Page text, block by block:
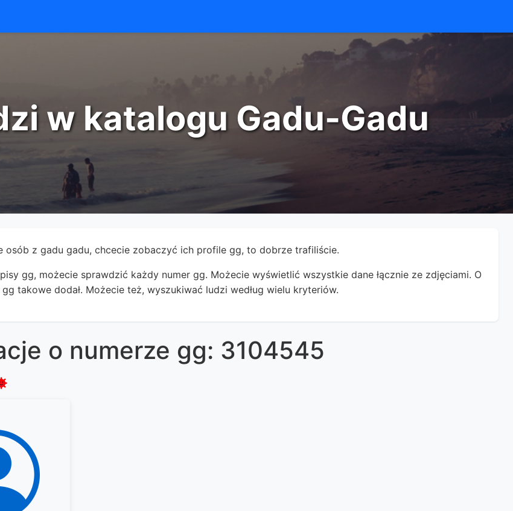
w katalogu Gadu-Gadu
osób z gadu gadu, chcecie zobaczyć ich profile gg, to dobrze trafiliście.
gg, możecie sprawdzić każdy numer gg. Możecie wyświetlić wszystkie dane łącznie ze zdjęciami. O
takowe dodał. Możecie też, wyszukiwać ludzi według wielu kryteriów.
o numerze gg: 3104545